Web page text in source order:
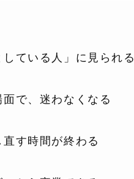
ている人」に見られる
で、迷わなくなる
す時間が終わる